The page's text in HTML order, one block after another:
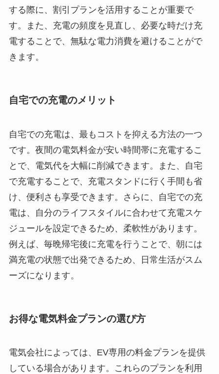
する際に、割引プランを活用することが重要で
す。また、充電の頻度を見直し、必要な時だけ充
電することで、無駄な電力消費を避けることがで
きます。
自宅での充電のメリット
自宅での充電は、最もコストを抑える方法の一つ
です。夜間の電気料金が安い時間帯に充電するこ
とで、電気代を大幅に削減できます。また、自宅
で充電することで、充電スタンドに行く手間も省
け、便利さも享受できます。さらに、自宅での充
電は、自分のライフスタイルに合わせて充電スケ
ジュールを設定できるため、柔軟性があります。
例えば、毎晩帰宅後に充電を行うことで、朝には
満充電の状態で出発できるため、日常生活がスム
ーズになります。
お得な電気料金プランの選び方
電気会社によっては、EV専用の料金プランを提供
している場合があります。これらのプランを利用